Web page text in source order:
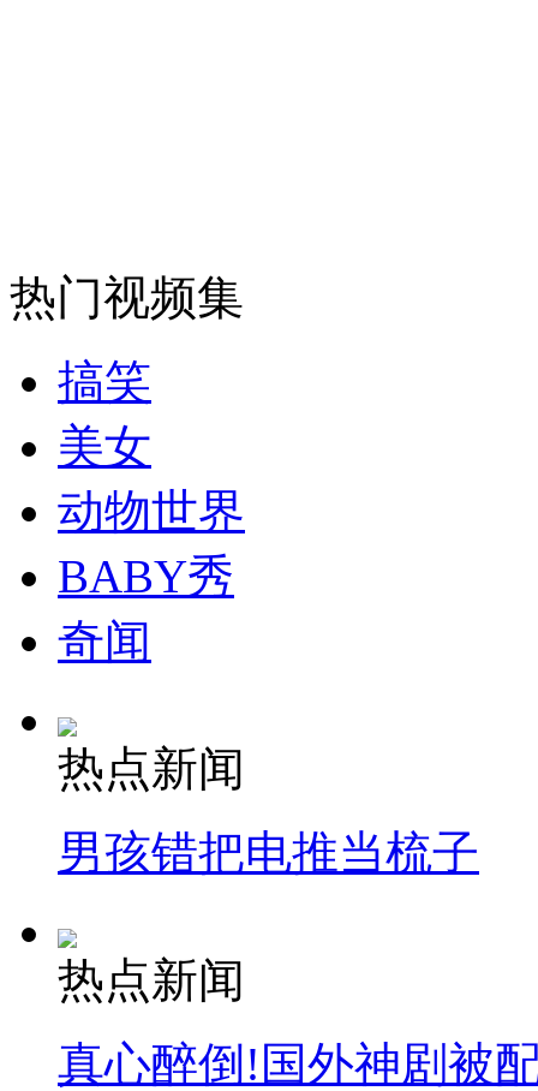
走！跟着总书记去植树
消防员救轻生者
热门视频集
搞笑
美女
动物世界
BABY秀
奇闻
热点新闻
男孩错把电推当梳子
热点新闻
真心醉倒!国外神剧被